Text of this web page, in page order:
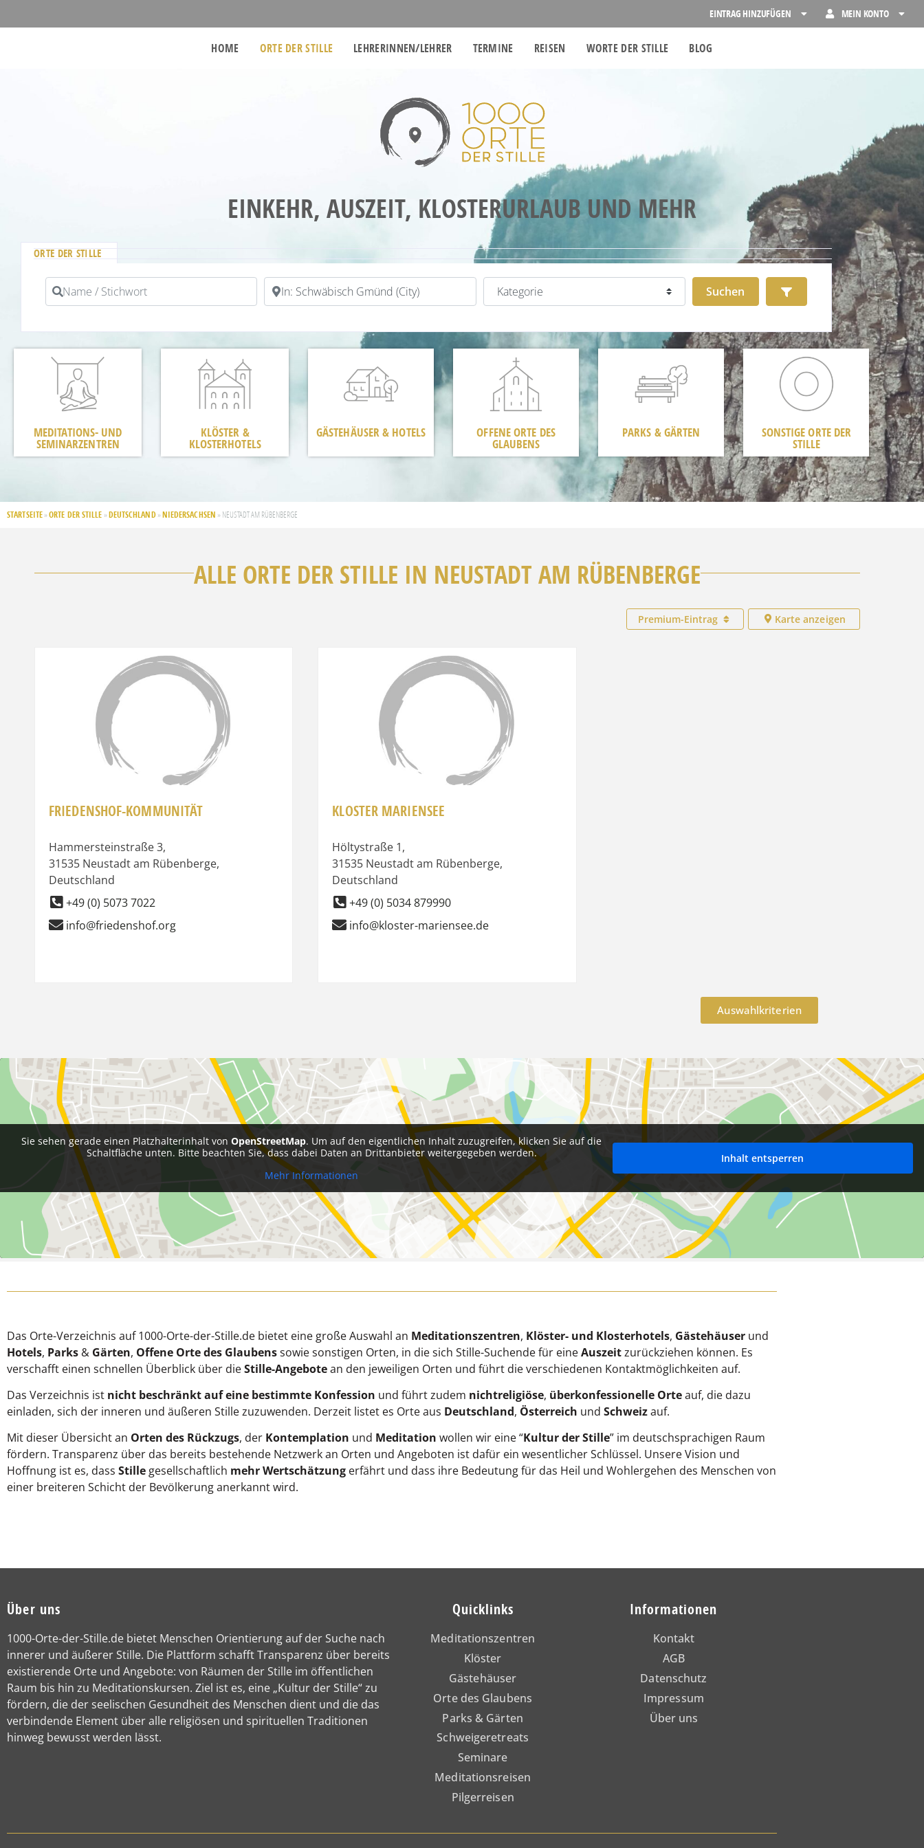
EINTRAG HINZUFÜGEN MEIN KONTO
HOME ORTE DER STILLE LEHRERINNEN/LEHRER TERMINE REISEN WORTE DER STILLE BLOG
EINKEHR, AUSZEIT, KLOSTERURLAUB UND MEHR
ORTE DER STILLE
Name / Stichwort PLZ / Ort Kategorie
Suchen Suchen Advanced Filters
MEDITATIONS- UND
SEMINARZENTREN
KLÖSTER &
KLOSTERHOTELS
GÄSTEHÄUSER & HOTELS OFFENE ORTE DES
GLAUBENS
PARKS & GÄRTEN SONSTIGE ORTE DER
STILLE
STARTSEITE » ORTE DER STILLE » DEUTSCHLAND» NIEDERSACHSEN » NEUSTADT AM RÜBENBERGE
ALLE ORTE DER STILLE IN NEUSTADT AM RÜBENBERGE
Premium-Eintrag Karte anzeigen
FRIEDENSHOF-KOMMUNITÄT
Hammersteinstraße 3,
31535 Neustadt am Rübenberge,
Deutschland
+49 (0) 5073 7022
info@friedenshof.org
KLOSTER MARIENSEE
Höltystraße 1,
31535 Neustadt am Rübenberge,
Deutschland
+49 (0) 5034 879990
info@kloster-mariensee.de
Auswahlkriterien
Sie sehen gerade einen Platzhalterinhalt vonOpenStreetMap. Um auf den eigentlichen Inhalt zuzugreifen, klicken Sie auf die
Schaltfläche unten. Bitte beachten Sie, dass dabei Daten an Drittanbieter weitergegeben werden.
Mehr Informationen
Inhalt entsperren
Das Orte-Verzeichnis auf 1000-Orte-der-Stille.de bietet eine große Auswahl an Meditationszentren, Klöster- und Klosterhotels, Gästehäuser und
Hotels, Parks & Gärten, Offene Orte des Glaubenssowie sonstigen Orten, in die sich Stille-Suchende für eineAuszeitzurückziehen können. Es
verschafft einen schnellen Überblick über dieStille-Angebotean den jeweiligen Orten und führt die verschiedenen Kontaktmöglichkeiten auf.
Das Verzeichnis ist nicht beschränkt auf eine bestimmte Konfession und führt zudem nichtreligiöse, überkonfessionelle Orteauf, die dazu
einladen, sich der inneren und äußeren Stille zuzuwenden. Derzeit listet es Orte aus Deutschland, Österreich und Schweizauf.
Mit dieser Übersicht an Orten des Rückzugs, der Kontemplation und Meditation wollen wir eine “Kultur der Stille” im deutschsprachigen Raum
fördern. Transparenz über das bereits bestehende Netzwerk an Orten und Angeboten ist dafür ein wesentlicher Schlüssel. Unsere Vision und
Hoffnung ist es, dass Stille gesellschaftlich mehr Wertschätzung erfährt und dass ihre Bedeutung für das Heil und Wohlergehen des Menschen von
einer breiteren Schicht der Bevölkerung anerkannt wird.
Über uns
1000-Orte-der-Stille.de bietet Menschen Orientierung auf der Suche nach
innerer und äußerer Stille. Die Plattform schafft Transparenz über bereits
existierende Orte und Angebote: von Räumen der Stille im öffentlichen
Raum bis hin zu Meditationskursen. Ziel ist es, eine „Kultur der Stille“ zu
fördern, die der seelischen Gesundheit des Menschen dient und die das
verbindende Element über alle religiösen und spirituellen Traditionen
hinweg bewusst werden lässt.
Quicklinks
Meditationszentren
Klöster
Gästehäuser
Orte des Glaubens
Parks & Gärten
Schweigeretreats
Seminare
Meditationsreisen
Pilgerreisen
Informationen
Kontakt
AGB
Datenschutz
Impressum
Über uns